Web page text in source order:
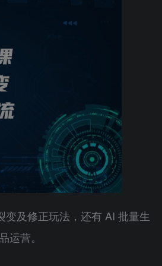
及修正玩法，还有 AI 批量生
营。